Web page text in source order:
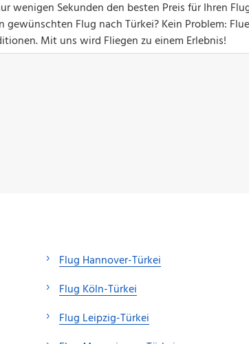
wenigen Sekunden den besten Preis für Ihren
gewünschten Flug nach Türkei? Kein Problem:
Mit uns wird Fliegen zu einem Erlebnis!
Flug Hannover-Türkei
Flug Köln-Türkei
Flug Leipzig-Türkei